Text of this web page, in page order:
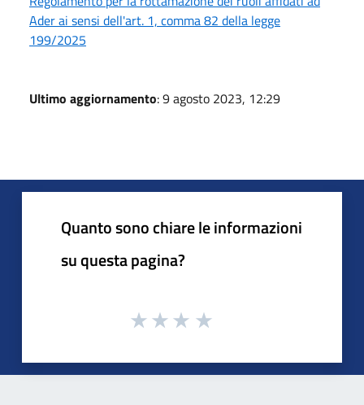
Ader ai sensi dell'art. 1, comma 82 della legge
199/2025
Ultimo aggiornamento: 9 agosto 2023, 12:29
Quanto sono chiare le informazioni
su questa pagina?